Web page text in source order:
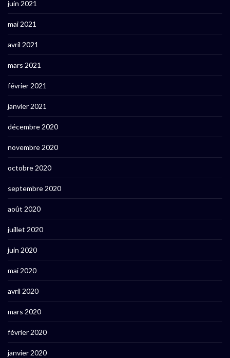
juin 2021
mai 2021
avril 2021
mars 2021
février 2021
janvier 2021
décembre 2020
novembre 2020
octobre 2020
septembre 2020
août 2020
juillet 2020
juin 2020
mai 2020
avril 2020
mars 2020
février 2020
janvier 2020